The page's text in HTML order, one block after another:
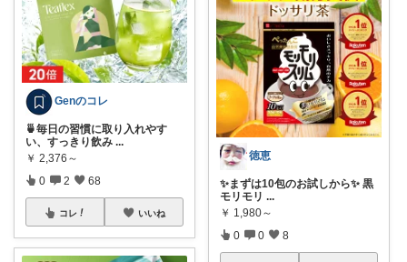
Genのコレ
🍵毎日の習慣に取り入れやす
い、すっきり飲み ...
￥ 2,376～
0 2 68
コレ いいね
徳恵
✨まずは10包のお試しから✨ 黒
モリモリ ...
￥ 1,980～
0 0 8